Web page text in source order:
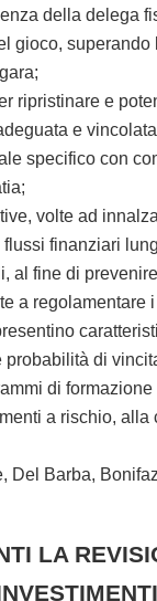
della delega
gioco,
ripristinare e
e
specifico con
volte ad
finanziari
al fine di
a regolamentare
probabilità di
di
a rischio,
Del Barba,
LA